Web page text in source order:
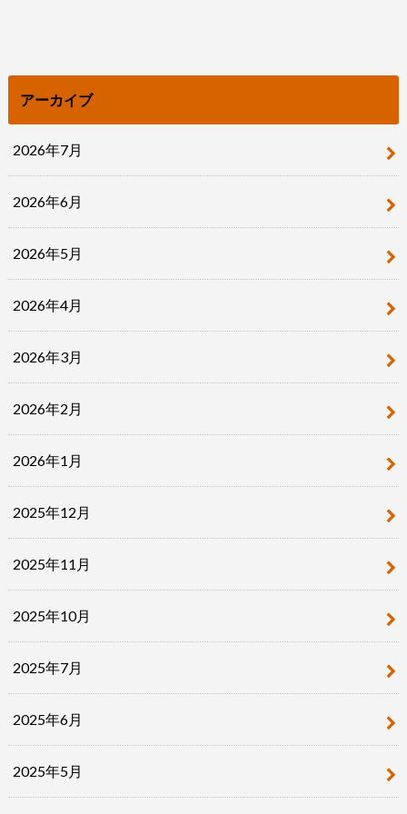
アーカイブ
2026年7月
2026年6月
2026年5月
2026年4月
2026年3月
2026年2月
2026年1月
2025年12月
2025年11月
2025年10月
2025年7月
2025年6月
2025年5月